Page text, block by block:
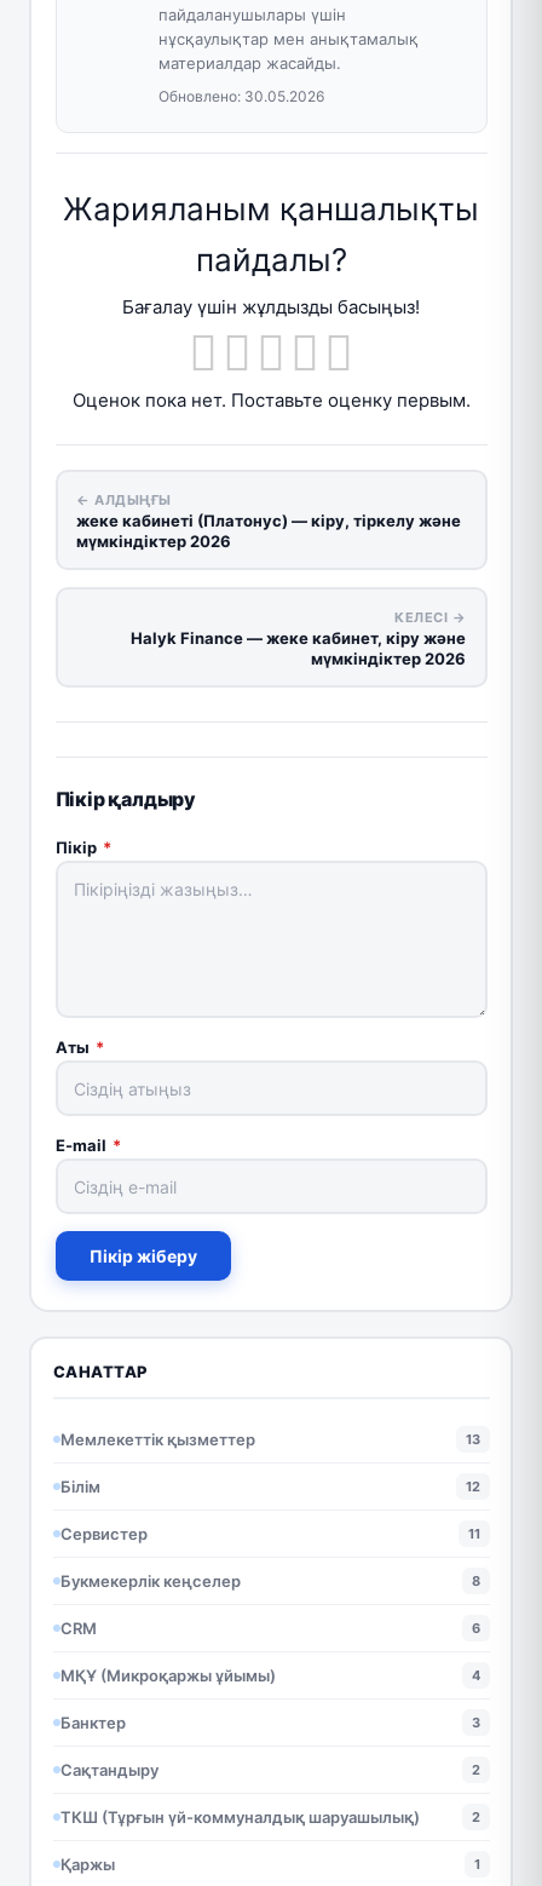
пайдаланушылары үшін
нұсқаулықтар мен анықтамалық
материалдар жасайды.
Обновлено: 30.05.2026
Жарияланым қаншалықты
пайдалы?
Бағалау үшін жұлдызды басыңыз!
Оценок пока нет. Поставьте оценку первым.
← АЛДЫҢҒЫ
жеке кабинеті (Платонус) — кіру, тіркелу және
мүмкіндіктер 2026
КЕЛЕСІ →
Halyk Finance — жеке кабинет, кіру және
мүмкіндіктер 2026
Пікір қалдыру
Пікір *
Аты *
E-mail *
Пікір жіберу
САНАТТАР
Мемлекеттік қызметтер 13
Білім 12
Сервистер 11
Букмекерлік кеңселер 8
CRM 6
МҚҰ (Микроқаржы ұйымы) 4
Банктер 3
Сақтандыру 2
ТКШ (Тұрғын үй-коммуналдық шаруашылық) 2
Қаржы 1